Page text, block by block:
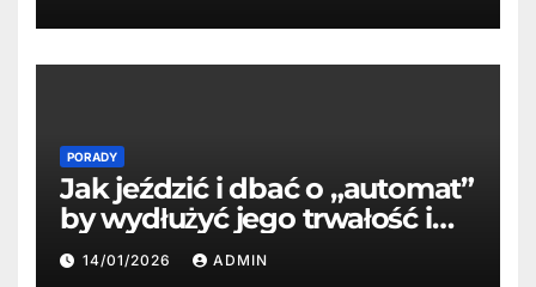
PORADY
Jak jeździć i dbać o „automat”
by wydłużyć jego trwałość i
oszczędzić?
14/01/2026 ADMIN